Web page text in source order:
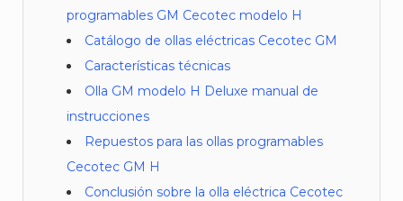
programables GM Cecotec modelo H
Catálogo de ollas eléctricas Cecotec GM
Características técnicas
Olla GM modelo H Deluxe manual de
instrucciones
Repuestos para las ollas programables
Cecotec GM H
Conclusión sobre la olla eléctrica Cecotec